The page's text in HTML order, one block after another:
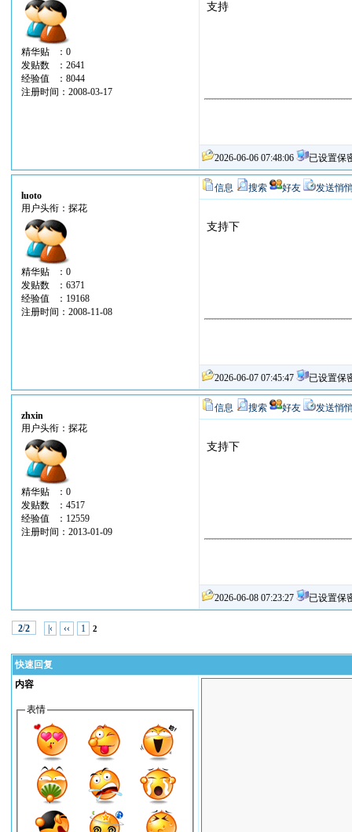
精华贴 ：0
发贴数 ：2641
经验值 ：8044
注册时间：2008-03-17
支持
2026-06-06 07:48:06 已设置保
luoto
用户头衔：探花
精华贴 ：0
发贴数 ：6371
经验值 ：19168
注册时间：2008-11-08
信息 搜索 好友 发送悄
支持下
2026-06-07 07:45:47 已设置保
zhxin
用户头衔：探花
精华贴 ：0
发贴数 ：4517
经验值 ：12559
注册时间：2013-01-09
信息 搜索 好友 发送悄
支持下
2026-06-08 07:23:27 已设置保
2/2 |‹ ‹‹ 1 2
快速回复
内容
表情